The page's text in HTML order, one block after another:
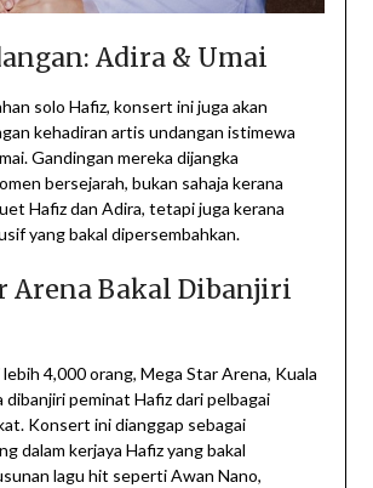
Adira & Umai
solo Hafiz, konsert ini juga akan
kehadiran artis undangan istimewa
Gandingan mereka dijangka
bersejarah, bukan sahaja kerana
Hafiz dan Adira, tetapi juga kerana
yang bakal dipersembahkan.
Arena Bakal Dibanjiri
4,000 orang, Mega Star Arena, Kuala
dibanjiri peminat Hafiz dari pelbagai
Konsert ini dianggap sebagai
dalam kerjaya Hafiz yang bakal
lagu hit seperti Awan Nano,